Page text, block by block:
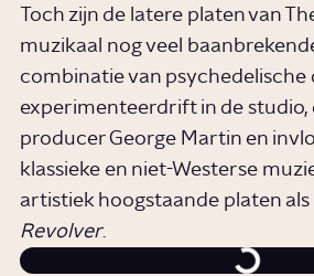
Toch zijn de latere platen van
muzikaal nog veel
combinatie van psychedelische
experimenteerdrift in de studio,
producer George Martin en
klassieke en niet-Westerse
artistiek hoogstaande platen als
Revolver.